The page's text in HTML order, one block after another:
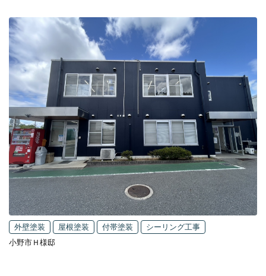
外壁塗装 屋根塗装 付帯塗装
シーリング工事
小野市Ｈ様邸